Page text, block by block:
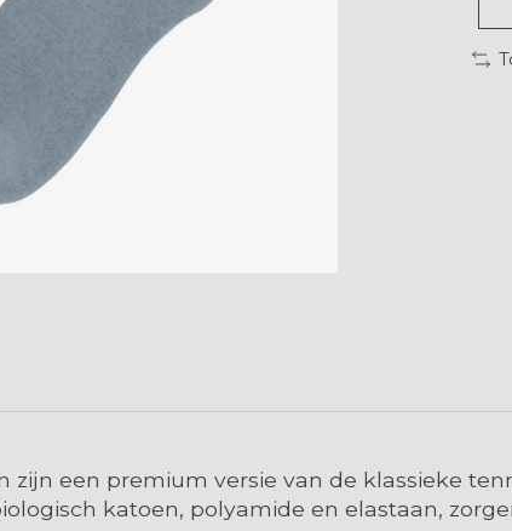
zijn een premium versie van de klassieke
katoen, polyamide en elastaan,